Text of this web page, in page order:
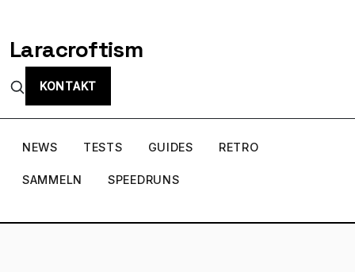
Laracroftism
KONTAKT
NEWS TESTS GUIDES RETRO
SAMMELN SPEEDRUNS